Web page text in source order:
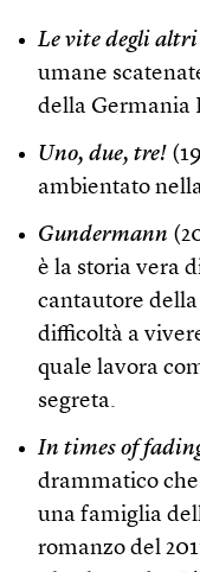
Le vite degli altri
umane
della Germania
Uno, due, tre!
ambientato
Gundermann
è la storia vera
cantautore
difficoltà a
quale lavora
segreta.
In times of
drammatico
una famiglia
romanzo del